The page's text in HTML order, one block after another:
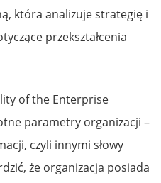
która analizuje strategię i
przekształcenia
of the Enterprise
parametry organizacji –
czyli innymi słowy
że organizacja posiada